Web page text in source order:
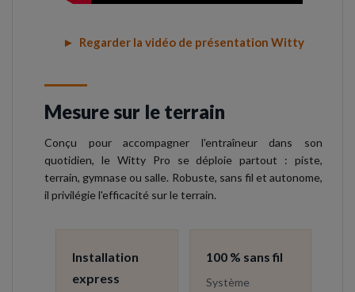
► Regarder la vidéo de présentation Witty
Mesure sur le terrain
Conçu pour accompagner l'entraîneur dans son
quotidien, le Witty Pro se déploie partout : piste,
terrain, gymnase ou salle. Robuste, sans fil et autonome,
il privilégie l'efficacité sur le terrain.
Installation
express
100 % sans fil
Système